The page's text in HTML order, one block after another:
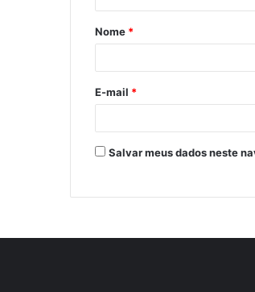
Nome *
E-mail *
Salvar meus dados neste